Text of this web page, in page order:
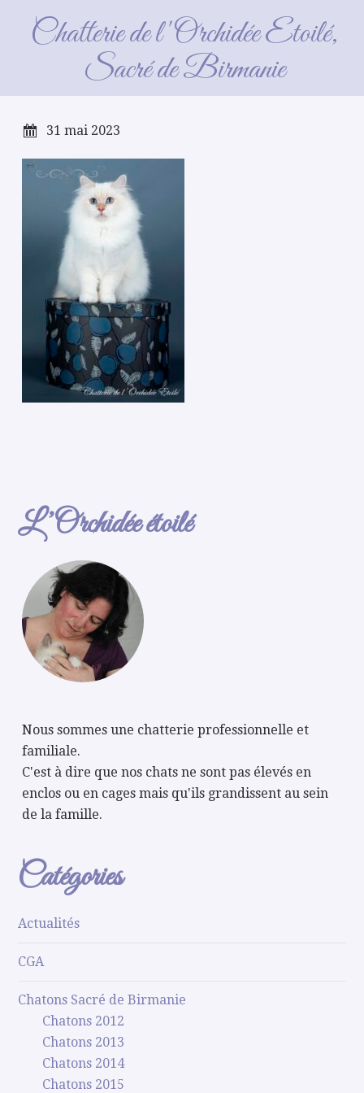
Chatterie de l'Orchidée Etoilé,
Sacré de Birmanie
Thémis Charleville 22
31 mai 2023
L’Orchidée étoilé
Nous sommes une chatterie professionnelle et
familiale.
C'est à dire que nos chats ne sont pas élevés en
enclos ou en cages mais qu'ils grandissent au sein
de la famille.
Catégories
Actualités
CGA
Chatons Sacré de Birmanie
Chatons 2012
Chatons 2013
Chatons 2014
Chatons 2015